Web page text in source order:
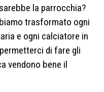
la parrocchia?
trasformato ogni
e ogni calciatore in
di fare gli
vendono bene il